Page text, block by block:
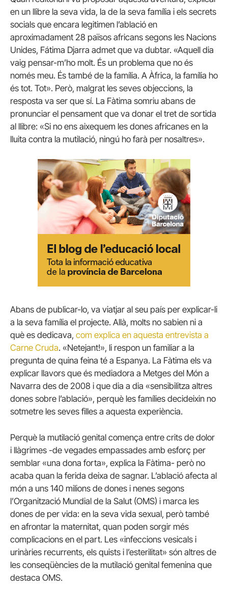
en un llibre la seva vida, la de la seva família i els secrets
socials que encara legitimen l’ablació en
aproximadament 28 països africans segons les Nacions
Unides, Fátima Djarra admet que va dubtar. «Aquell dia
vaig pensar-m’ho molt. És un problema que no és
només meu. És també de la família. A Àfrica, la família ho
és tot. Tot». Però, malgrat les seves objeccions, la
resposta va ser que sí. La Fàtima somriu abans de
pronunciar el pensament que va donar el tret de sortida
al llibre: «Si no ens aixequem les dones africanes en la
lluita contra la mutilació, ningú ho farà per nosaltres».
Abans de publicar-lo, va viatjar al seu país per explicar-li
a la seva família el projecte. Allà, molts no sabien ni a
què es dedicava, com explica en aquesta entrevista a
Carne Cruda. «Netejant!», li respon un familiar a la
pregunta de quina feina té a Espanya. La Fàtima els va
explicar llavors que és mediadora a Metges del Món a
Navarra des de 2008 i que dia a dia «sensibilitza altres
dones sobre l’ablació», perquè les famílies decideixin no
sotmetre les seves filles a aquesta experiència.
Perquè la mutilació genital comença entre crits de dolor
i llàgrimes -de vegades empassades amb esforç per
semblar «una dona forta», explica la Fàtima- però no
acaba quan la ferida deixa de sagnar. L’ablació afecta al
món a uns 140 milions de dones i nenes segons
l’Organització Mundial de la Salut (OMS) i marca les
dones de per vida: en la seva vida sexual, però també
en afrontar la maternitat, quan poden sorgir més
complicacions en el part. Les «infeccions vesicals i
urinàries recurrents, els quists i l’esterilitat» són altres de
les conseqüències de la mutilació genital femenina que
destaca OMS.